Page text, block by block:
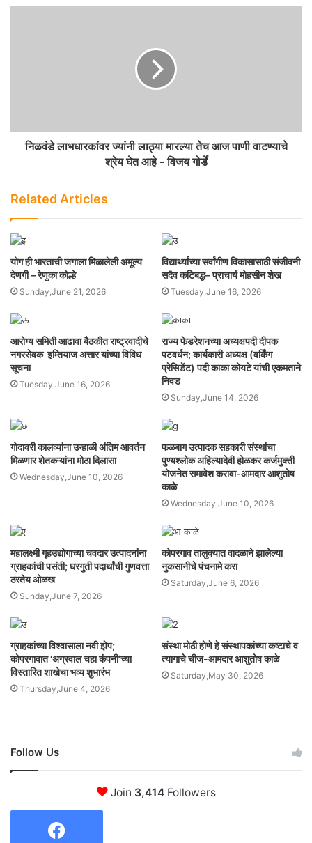
निळवंडे लाभधारकांवर ज्यांनी लाठ्या मारल्या तेच आज पाणी वाटण्याचे
श्रेय घेत आहे - विजय गोर्डे
Related Articles
योग ही भारताची जगाला मिळालेली अमूल्य
देणगी – रेणुका कोल्हे
Sunday,June 21, 2026
विद्यार्थ्यांच्या सर्वांगीण विकासासाठी संजीवनी
सदैव कटिबद्ध– प्राचार्य मोहसीन शेख
Tuesday,June 16, 2026
आरोग्य समिती आढावा बैठकीत राष्ट्रवादीचे
नगरसेवक इम्तियाज अत्तार यांच्या विविध
सूचना
Tuesday,June 16, 2026
राज्य फेडरेशनच्या अध्यक्षपदी दीपक
पटवर्धन; कार्यकारी अध्यक्ष (वर्किंग
प्रेसिडेंट) पदी काका कोयटे यांची एकमताने
निवड
Sunday,June 14, 2026
गोदावरी कालव्यांना उन्हाळी अंतिम आवर्तन
मिळणार शेतकऱ्यांना मोठा दिलासा
Wednesday,June 10, 2026
फळबाग उत्पादक सहकारी संस्थांचा
पुण्यश्लोक अहिल्यादेवी होळकर कर्जमुक्ती
योजनेत समावेश करावा-आमदार आशुतोष
काळे
Wednesday,June 10, 2026
महालक्ष्मी गृहउद्योगाच्या चवदार उत्पादनांना
ग्राहकांची पसंती; घरगुती पदार्थांची गुणवत्ता
ठरतेय ओळख
Sunday,June 7, 2026
कोपरगाव तालुक्यात वादळाने झालेल्या
नुकसानीचे पंचनामे करा
Saturday,June 6, 2026
ग्राहकांच्या विश्वासाला नवी झेप;
कोपरगावात ‘अग्रवाल चहा कंपनी’च्या
विस्तारित शाखेचा भव्य शुभारंभ
Thursday,June 4, 2026
संस्था मोठी होणे हे संस्थापकांच्या कष्टाचे व
त्यागाचे चीज-आमदार आशुतोष काळे
Saturday,May 30, 2026
Follow Us
Join 3,414Followers